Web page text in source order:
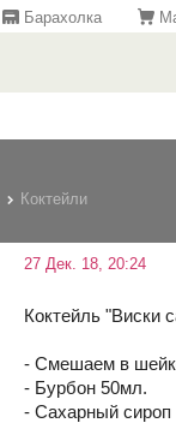
Барахолка
Коктейли
27 Дек. 18, 20:24
Коктейль "Виски
- Смешаем в
- Бурбон 50мл.
- Сахарный сироп